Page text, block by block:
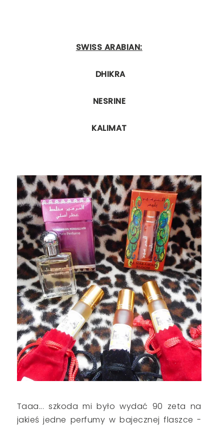
SWISS ARABIAN:
DHIKRA
NESRINE
KALIMAT
Taaa... szkoda mi było wydać 90 zeta na
jakieś jedne perfumy w bajecznej flaszce -